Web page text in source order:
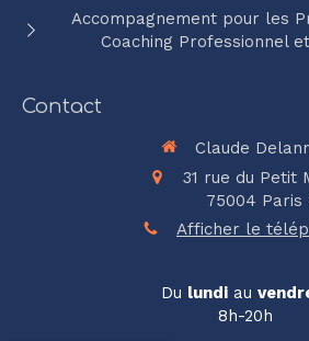
Accompagnement pour les
Coaching Professionnel et
Contact
Claude
31 rue du Petit
75004 Paris
Afficher le
Du lundi au
8h-20h